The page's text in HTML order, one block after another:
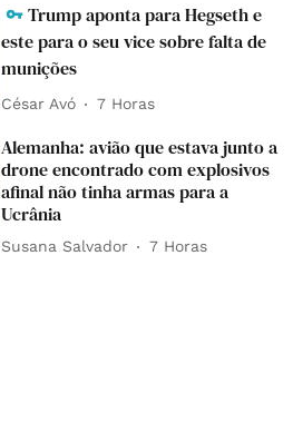
Trump aponta para Hegseth e
este para o seu vice sobre falta de
munições
César Avó 7 Horas
Alemanha: avião que estava junto a
drone encontrado com explosivos
afinal não tinha armas para a
Ucrânia
Susana Salvador 7 Horas